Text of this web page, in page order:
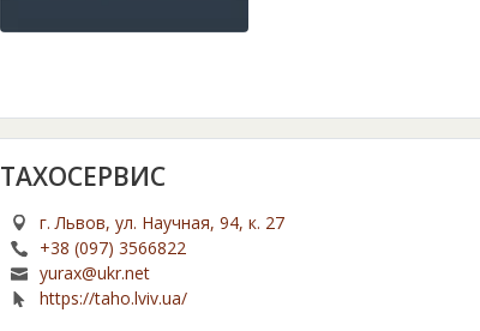
ТАХОСЕРВИС
г. Львов, ул. Научная, 94, к. 27
+38 (097) 3566822
yurax@ukr.net
https://taho.lviv.ua/